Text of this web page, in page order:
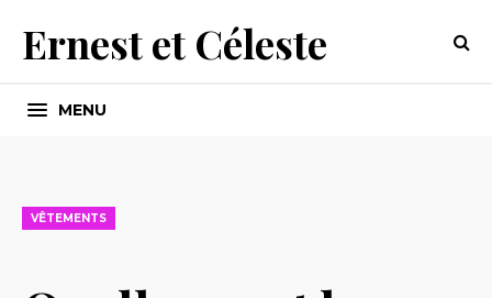
Ernest et Céleste
MENU
VÊTEMENTS